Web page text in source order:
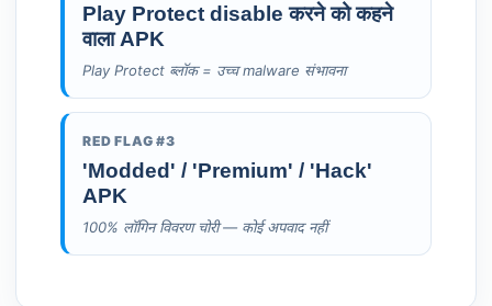
Play Protect disable करने को कहने
वाला APK
Play Protect ब्लॉक = उच्च malware संभावना
RED FLAG #3
'Modded' / 'Premium' / 'Hack'
APK
100% लॉगिन विवरण चोरी — कोई अपवाद नहीं